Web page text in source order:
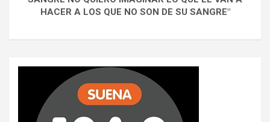
HACER A LOS QUE NO SON DE SU SANGRE"